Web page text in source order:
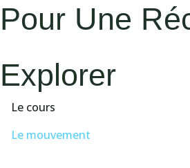
Pour Une
Explorer
Le cours
Le mouvement